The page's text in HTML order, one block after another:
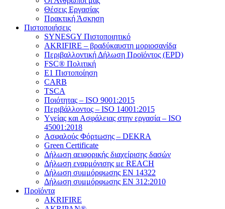
Θέσεις Εργασίας
Πρακτική Άσκηση
Πιστοποιήσεις
SYNESGY Πιστοποιητικό
AKRIFIRE – βραδύκαυστη μοριοσανίδα
Περιβαλλοντική Δήλωση Προϊόντος (EPD)
FSC® Πολιτική
E1 Πιστοποίηση
CARB
TSCA
Πoιότητας – ISO 9001:2015
Περιβάλλοντος – ISO 14001:2015
Yγείας και Ασφάλειας στην εργασία – ISO
45001:2018
Ασφαλούς Φόρτωσης – DEKRA
Green Certificate
Δήλωση αειφορικής διαχείρισης δασών
Δήλωση εναρμόνισης με REACH
Δήλωση συμμόρφωσης EN 14322
Δήλωση συμμόρφωσης EN 312:2010
Προϊόντα
AKRIFIRE